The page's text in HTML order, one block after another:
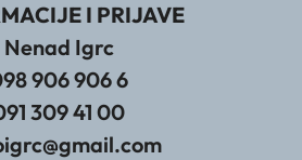
I PRIJAVE
Nenad Igrc
906 906 6
309 41 00